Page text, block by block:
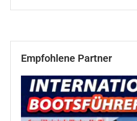
Empfohlene Partner